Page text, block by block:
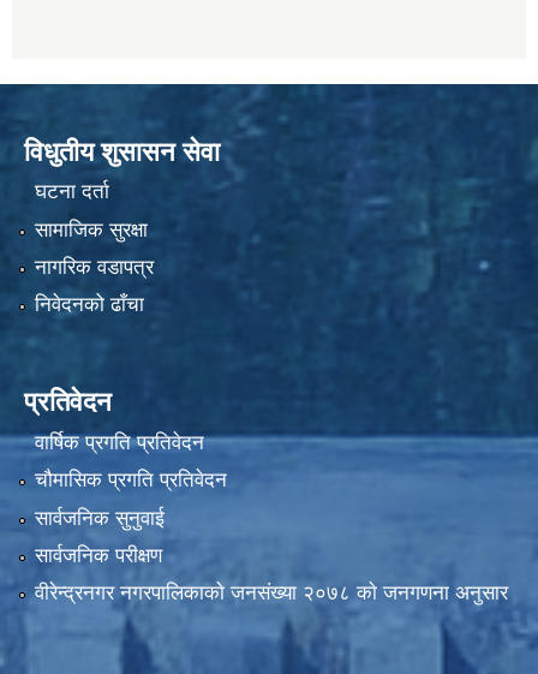
विधुतीय शुसासन सेवा
घटना दर्ता
सामाजिक सुरक्षा
नागरिक वडापत्र
निवेदनको ढाँचा
प्रतिवेदन
वार्षिक प्रगति प्रतिवेदन
चौमासिक प्रगति प्रतिवेदन
सार्वजनिक सुनुवाई
सार्वजनिक परीक्षण
वीरेन्द्रनगर नगरपालिकाकाे जनसंख्या २०७८ काे जनगणना अनुसार